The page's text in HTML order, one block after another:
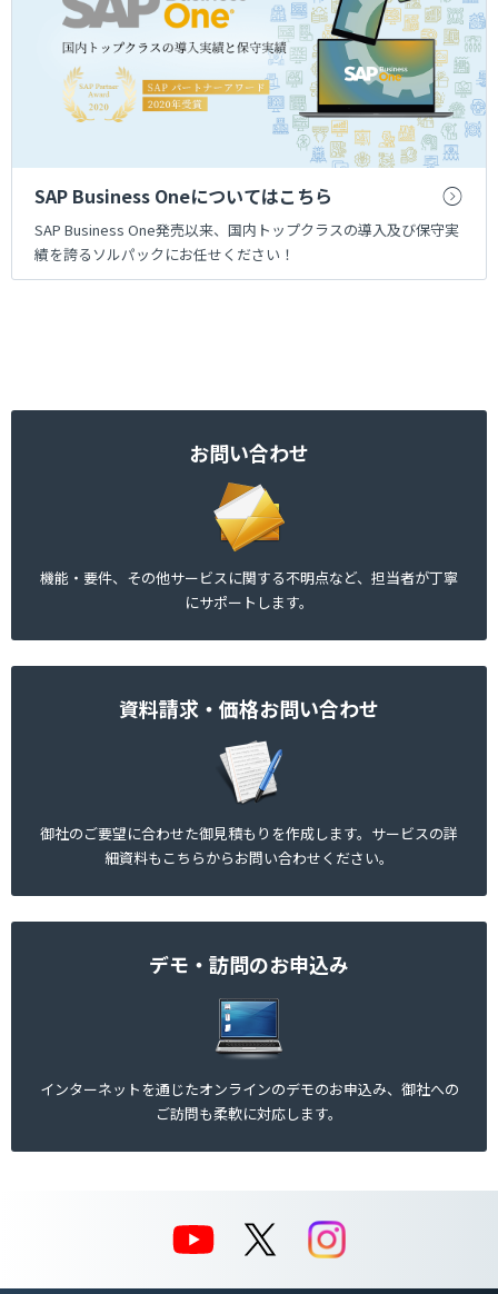
SAP Business Oneについてはこちら
SAP Business One発売以来、国内トップクラスの導入及び保守実
績を誇るソルパックにお任せください！
お問い合わせ
機能・要件、その他サービスに関する不明点など、担当者が丁寧
にサポートします。
資料請求・価格お問い合わせ
御社のご要望に合わせた御見積もりを作成します。サービスの詳
細資料もこちらからお問い合わせください。
デモ・訪問のお申込み
インターネットを通じたオンラインのデモのお申込み、御社への
ご訪問も柔軟に対応します。